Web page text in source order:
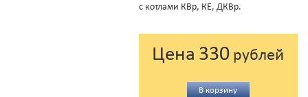
с котлами КВр, КЕ, ДКВр.
Цена 330 рублей
В корзину